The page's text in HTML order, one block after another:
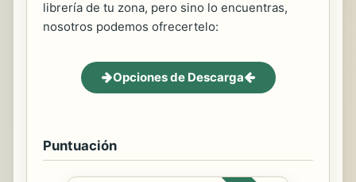
librería de tu zona, pero sino lo encuentras,
nosotros podemos ofrecertelo:
Opciones de Descarga
Puntuación